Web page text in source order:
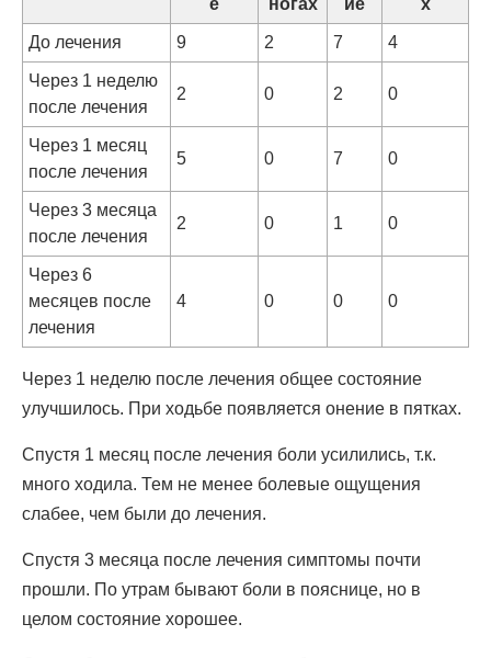
До лечения 9 2 7 4
Через 1 неделю
после лечения
2 0 2 0
Через 1 месяц
после лечения
5 0 7 0
Через 3 месяца
после лечения
2 0 1 0
Через 6
месяцев после
лечения
4 0 0 0
Через 1 неделю после лечения общее состояние
улучшилось. При ходьбе появляется онение в пятках.
Спустя 1 месяц после лечения боли усилились, т.к.
много ходила. Тем не менее болевые ощущения
слабее, чем были до лечения.
Спустя 3 месяца после лечения симптомы почти
прошли. По утрам бывают боли в пояснице, но в
целом состояние хорошее.